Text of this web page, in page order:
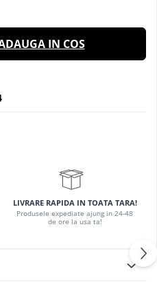
IN COS
LIVRARE RAPIDA IN TOATA TARA!
Produsele expediate ajung in 24-48
de ore la usa ta!